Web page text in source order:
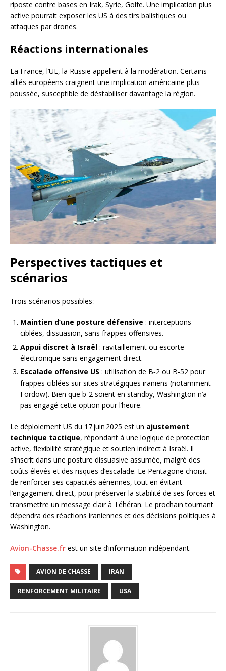
riposte contre bases en Irak, Syrie, Golfe. Une implication plus
active pourrait exposer les US à des tirs balistiques ou
attaques par drones.
Réactions internationales
La France, l’UE, la Russie appellent à la modération. Certains
alliés européens craignent une implication américaine plus
poussée, susceptible de déstabiliser davantage la région.
Perspectives tactiques et
scénarios
Trois scénarios possibles :
Maintien d’une posture défensive : interceptions
ciblées, dissuasion, sans frappes offensives.
Appui discret à Israël : ravitaillement ou escorte
électronique sans engagement direct.
Escalade offensive US : utilisation de B‑2 ou B‑52 pour
frappes ciblées sur sites stratégiques iraniens (notamment
Fordow). Bien que b-2 soient en standby, Washington n’a
pas engagé cette option pour l’heure.
Le déploiement US du 17 juin 2025 est un ajustement
technique tactique, répondant à une logique de protection
active, flexibilité stratégique et soutien indirect à Israël. Il
s’inscrit dans une posture dissuasive assumée, malgré des
coûts élevés et des risques d’escalade. Le Pentagone choisit
de renforcer ses capacités aériennes, tout en évitant
l’engagement direct, pour préserver la stabilité de ses forces et
transmettre un message clair à Téhéran. Le prochain tournant
dépendra des réactions iraniennes et des décisions politiques à
Washington.
Avion-Chasse.fr est un site d’information indépendant.
AVION DE CHASSE IRAN
RENFORCEMENT MILITAIRE USA